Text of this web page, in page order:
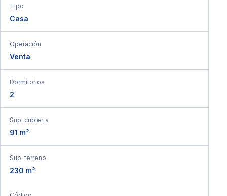
Tipo
Casa
Operación
Venta
Dormitorios
2
Sup. cubierta
91 m²
Sup. terreno
230 m²